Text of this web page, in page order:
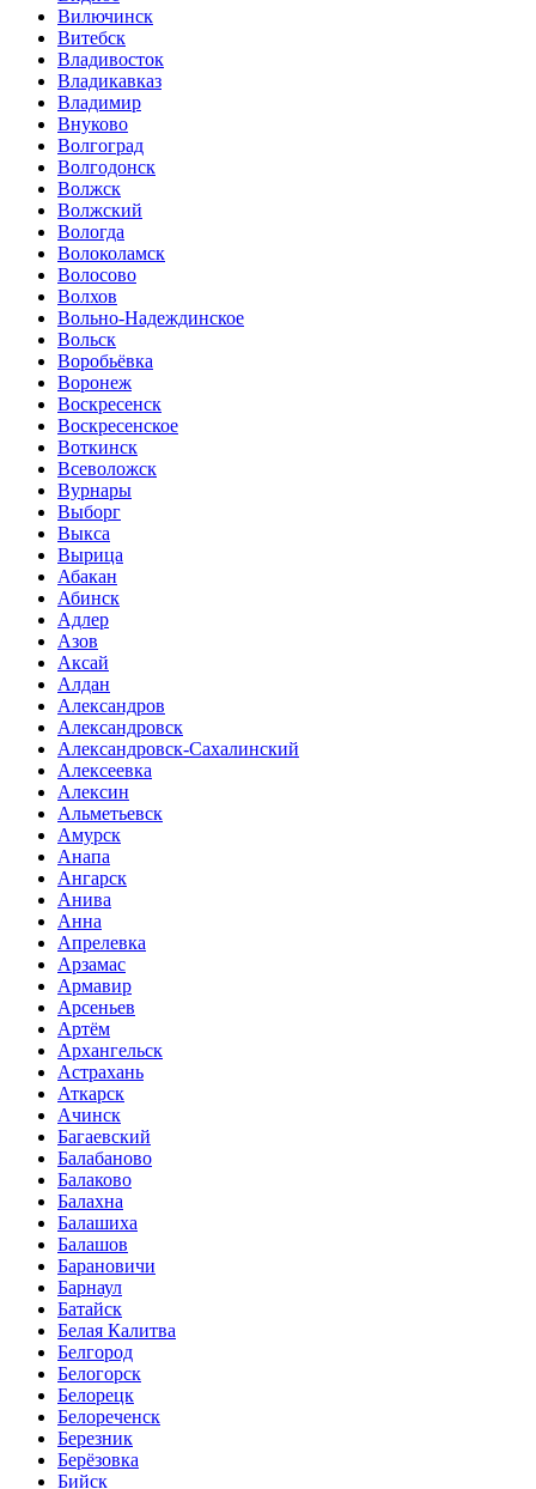
Вилючинск
Витебск
Владивосток
Владикавказ
Владимир
Внуково
Волгоград
Волгодонск
Волжск
Волжский
Вологда
Волоколамск
Волосово
Волхов
Вольно-Надеждинское
Вольск
Воробьёвка
Воронеж
Воскресенск
Воскресенское
Воткинск
Всеволожск
Вурнары
Выборг
Выкса
Вырица
Абакан
Абинск
Адлер
Азов
Аксай
Алдан
Александров
Александровск
Александровск-Сахалинский
Алексеевка
Алексин
Альметьевск
Амурск
Анапа
Ангарск
Анива
Анна
Апрелевка
Арзамас
Армавир
Арсеньев
Артём
Архангельск
Астрахань
Аткарск
Ачинск
Багаевский
Балабаново
Балаково
Балахна
Балашиха
Балашов
Барановичи
Барнаул
Батайск
Белая Калитва
Белгород
Белогорск
Белорецк
Белореченск
Березник
Берёзовка
Бийск